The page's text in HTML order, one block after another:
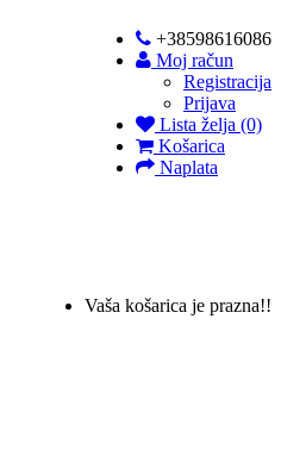
+38598616086
Moj račun
Registracija
Prijava
Lista želja (0)
Košarica
Naplata
Vaša košarica je prazna!!